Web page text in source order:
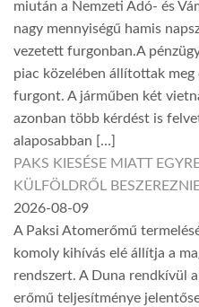
miután a Nemzeti Adó- és
nagy mennyiségű hamis
vezetett furgonban.A
piac közelében állítottak meg
furgont. A járműben két
azonban több kérdést is
alaposabban […]
PAKS KIESÉSE MIATT
KÜLFÖLDRŐL
2026-08-09
A Paksi Atomerőmű
komoly kihívás elé állítja a
rendszert. A Duna rendkívül
erőmű teljesítménye